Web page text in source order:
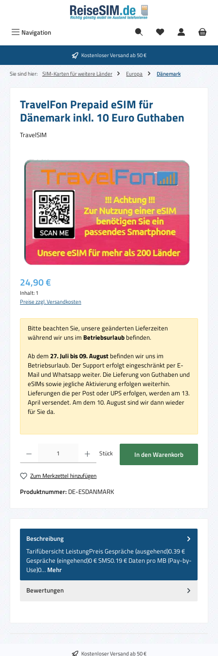
Zum Hauptinhalt springen
Navigation
Kostenloser Versand ab 50 €
Sie sind hier: SIM-Karten für weitere Länder Europa Dänemark
TravelFon Prepaid eSIM für
Dänemark inkl. 10 Euro Guthaben
TravelSIM
Bildergalerie überspringen
Regulärer Preis:
24,90 €
Inhalt:1
Preise zzgl. Versandkosten
Bitte beachten Sie, unsere geänderten Lieferzeiten
während wir uns im Betriebsurlaub befinden.
Ab dem 27. Juli bis 09. August befinden wir uns im
Betriebsurlaub. Der Support erfolgt eingeschränkt per E-
Mail und Whatsapp weiter. Die Lieferung von Guthaben und
eSIMs sowie jegliche Aktivierung erfolgen weiterhin.
Lieferungen die per Post oder UPS erfolgen, werden am 13.
April versendet. Am dem 10. August sind wir dann wieder
für Sie da.
Produkt Anzahl: Gib den gewünschten Wert ein oder benutze die Schaltflächen um
Stück In den Warenkorb
Zum Merkzettel hinzufügen
Produktnummer: DE-ESDANMARK
Beschreibung
Tarifübersicht LeistungPreis Gespräche (ausgehend)0.39 €
Gespräche (eingehend)0 € SMS0.19 € Daten pro MB (Pay-by-
Use)0… Mehr
Bewertungen
Kostenloser Versand ab 50 €